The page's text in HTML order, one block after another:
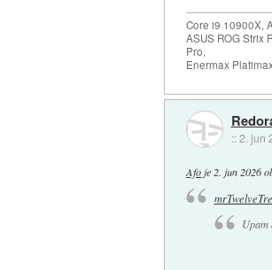
Core i9 10900X,
ASUS ROG Strix
Pro,
Enermax
::2. jun
Afo je 2. jun 2026
Upam